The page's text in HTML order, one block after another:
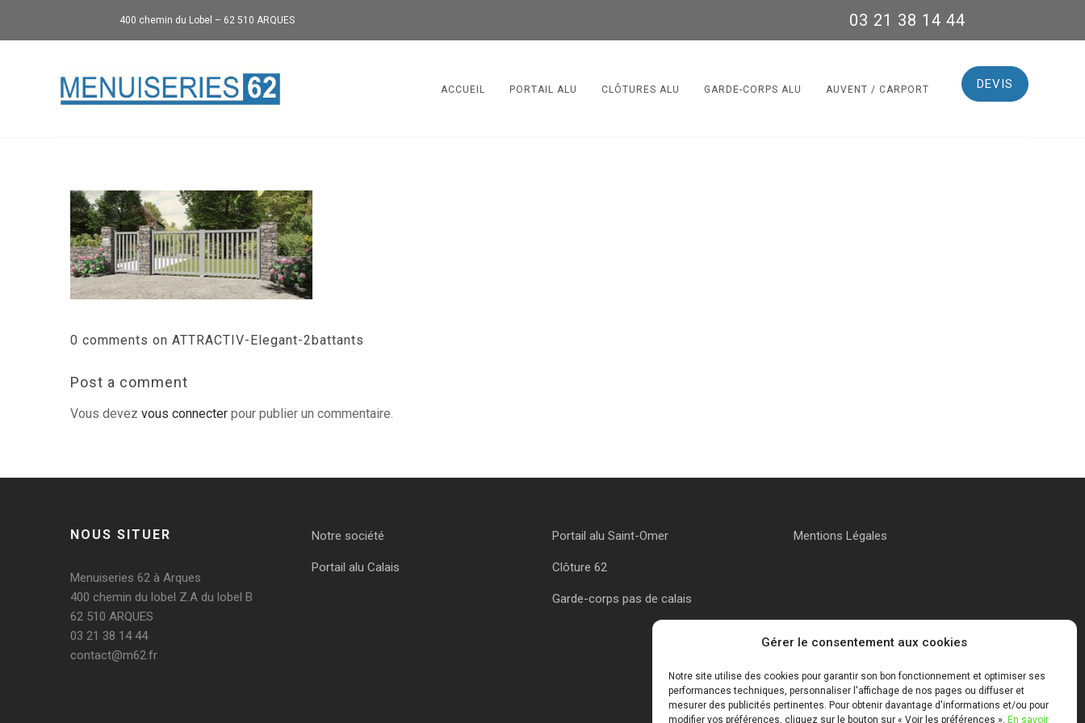
Gérer le consentement aux cookies
Notre site utilise des cookies pour garantir son bon fonctionnement et optimiser ses
performances techniques, personnaliser l'affichage de nos pages ou diffuser et
mesurer des publicités pertinentes. Pour obtenir davantage d'informations et/ou pour
modifier vos préférences, cliquez sur le bouton sur « Voir les préférences ». En savoir
400 chemin du Lobel – 62 510 ARQUES 03 21 38 14 44
DEVIS
ACCUEIL PORTAIL ALU CLÔTURES ALU GARDE-CORPS ALU AUVENT / CARPORT
0 comments on ATTRACTIV-Elegant-2battants
Post a comment
Vous devezvous connecter pour publier un commentaire.
NOUS SITUER
Menuiseries 62 à Arques
400 chemin du lobel Z.A du lobel B
62 510 ARQUES
03 21 38 14 44
contact@m62.fr
Notre société
Portail alu Calais
Portail alu Saint-Omer
Clôture 62
Garde-corps pas de calais
Mentions Légales